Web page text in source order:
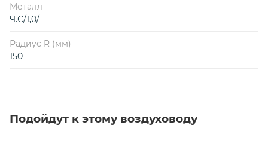
Металл
Ч.С/1,0/
Радиус R (мм)
150
Подойдут к этому воздуховоду